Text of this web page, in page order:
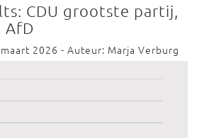
CDU grootste partij,
AfD
2026 - Auteur: Marja Verburg